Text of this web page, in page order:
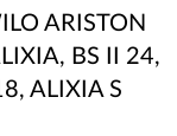
ARISTON
BS II 24,
ALIXIA S